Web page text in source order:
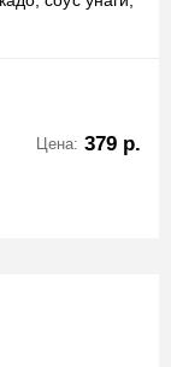
Цена: 379 р.